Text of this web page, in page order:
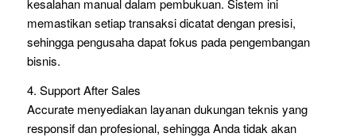
kesalahan manual dalam pembukuan. Sistem ini
memastikan setiap transaksi dicatat dengan presisi,
sehingga pengusaha dapat fokus pada pengembangan
bisnis.
4. Support After Sales
Accurate menyediakan layanan dukungan teknis yang
responsif dan profesional, sehingga Anda tidak akan